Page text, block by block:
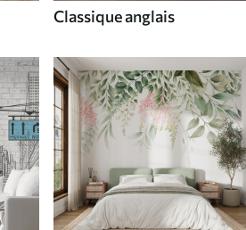
Classique anglais